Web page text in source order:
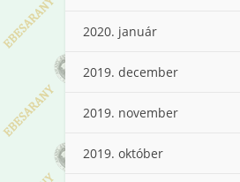
2020. január
2019. december
2019. november
2019. október